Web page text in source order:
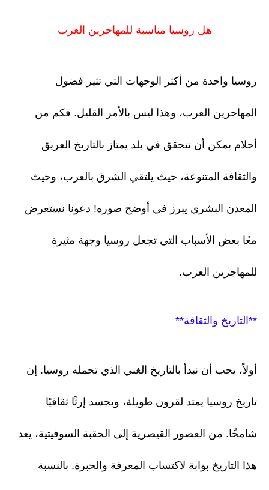
هل روسيا مناسبة للمهاجرين العرب
روسيا واحدة من أكثر الوجهات التي تثير فضول
المهاجرين العرب، وهذا ليس بالأمر القليل. فكم من
أحلام يمكن أن تتحقق في بلد يمتاز بالتاريخ العريق
والثقافة المتنوعة، حيث يلتقي الشرق بالغرب، وحيث
المعدن البشري يبرز في أوضح صوره! دعونا نستعرض
معًا بعض الأسباب التي تجعل روسيا وجهة مثيرة
للمهاجرين العرب.
**التاريخ والثقافة**
أولاً، يجب أن نبدأ بالتاريخ الغني الذي تحمله روسيا. إن
تاريخ روسيا يمتد لقرون طويلة، ويجسد إرثًا ثقافيًا
شامخًا. من العصور القيصرية إلى الحقبة السوفيتية، يعد
هذا التاريخ بوابة لاكتساب المعرفة والخبرة. بالنسبة